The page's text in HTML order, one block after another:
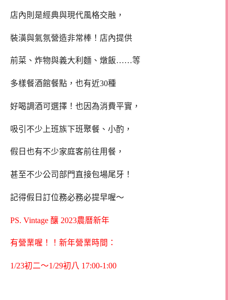
店內則是經典與現代風格交融，
裝潢與氣氛營造非常棒！店內提供
前菜、炸物與義大利麵、燉飯……等
多樣餐酒館餐點，也有近30種
好喝調酒可選擇！也因為消費平實，
吸引不少上班族下班聚餐、小酌，
假日也有不少家庭客前往用餐，
甚至不少公司部門直接包場尾牙！
記得假日訂位務必務必提早喔～
PS. Vintage 釀 2023農曆新年
有營業喔！！新年營業時間：
1/23初二～1/29初八 17:00-1:00